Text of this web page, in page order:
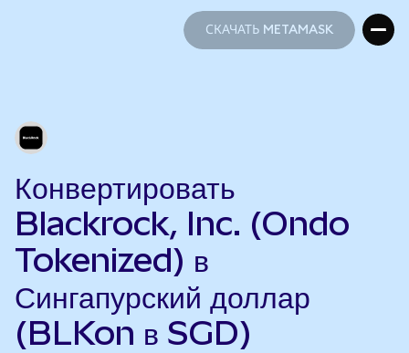
СКАЧАТЬ METAMASK
Конвертировать
Blackrock, Inc. (Ondo
Tokenized) в
Сингапурский доллар
(BLKon в SGD)